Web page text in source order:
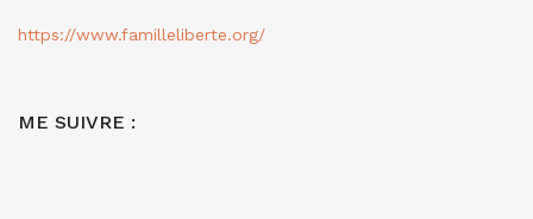
https://www.familleliberte.org/
ME SUIVRE :